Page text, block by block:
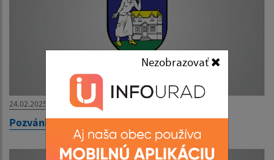
Nezobrazovať
24.02.2025
Pozvánka na OZ